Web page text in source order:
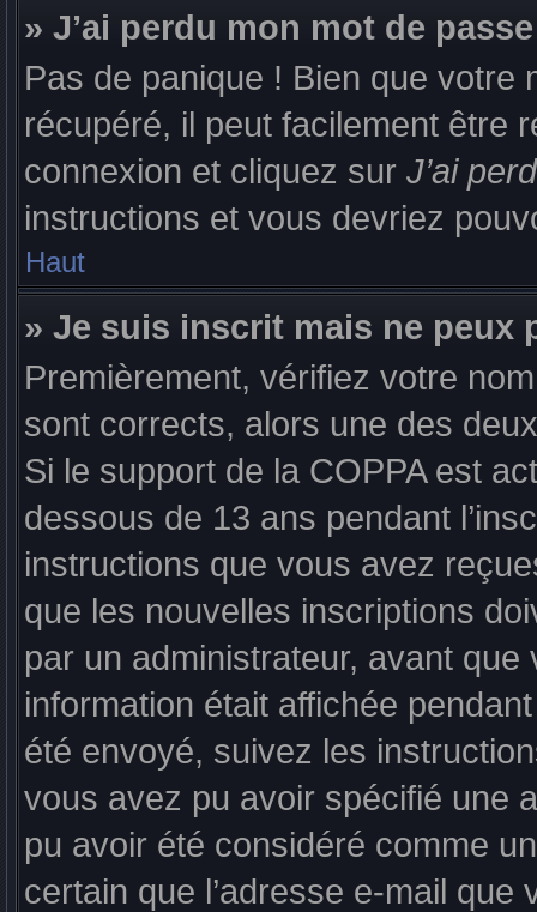
» J’ai perdu mon mot de
Pas de panique ! Bien que votre
récupéré, il peut facilement être
connexion et cliquez sur J’ai
instructions et vous devriez
Haut
» Je suis inscrit mais ne peux
Premièrement, vérifiez votre
sont corrects, alors une des
Si le support de la COPPA est
dessous de 13 ans pendant
instructions que vous avez
que les nouvelles inscriptions
par un administrateur, avant
information était affichée
été envoyé, suivez les
vous avez pu avoir spécifié une
pu avoir été considéré comme
certain que l’adresse e-mail